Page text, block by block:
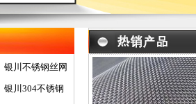
银川不锈钢丝网
银川304不锈钢